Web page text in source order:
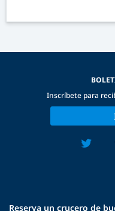
Reserva un crucero de
Inscríbete para